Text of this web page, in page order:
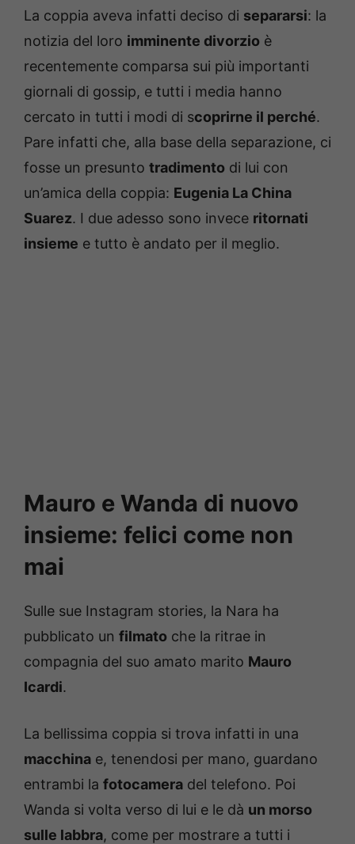
La coppia aveva infatti deciso di separarsi: la
notizia del loro imminente divorzio è
recentemente comparsa sui più importanti
giornali di gossip, e tutti i media hanno
cercato in tutti i modi di scoprirne il perché.
Pare infatti che, alla base della separazione, ci
fosse un presunto tradimento di lui con
un’amica della coppia: Eugenia La China
Suarez. I due adesso sono invece ritornati
insieme e tutto è andato per il meglio.
Mauro e Wanda di nuovo
insieme: felici come non
mai
Sulle sue Instagram stories, la Nara ha
pubblicato un filmato che la ritrae in
compagnia del suo amato marito Mauro
Icardi.
La bellissima coppia si trova infatti in una
macchina e, tenendosi per mano, guardano
entrambi la fotocamera del telefono. Poi
Wanda si volta verso di lui e le dà un morso
sulle labbra, come per mostrare a tutti i